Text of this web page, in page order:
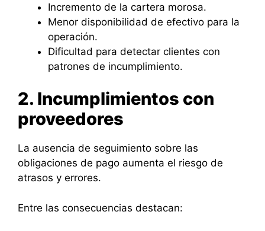
Incremento de la cartera morosa.
Menor disponibilidad de efectivo para la
operación.
Dificultad para detectar clientes con
patrones de incumplimiento.
2. Incumplimientos con
proveedores
La ausencia de seguimiento sobre las
obligaciones de pago aumenta el riesgo de
atrasos y errores.
Entre las consecuencias destacan: